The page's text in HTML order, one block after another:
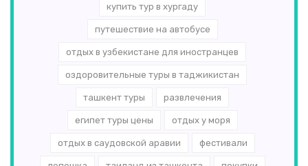
купить тур в хургаду
путешествие на автобусе
отдых в узбекистане для иностранцев
оздоровительные туры в таджикистан
ташкент туры развлечения
египет туры цены отдых у моря
отдых в саудовской аравии фестивали